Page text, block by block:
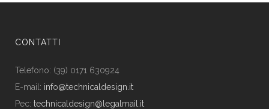
CONTATTI
Telefono: (39) 0171 630924
E-mail: info@technicaldesign.it
Pec: technicaldesign@legalmail.it